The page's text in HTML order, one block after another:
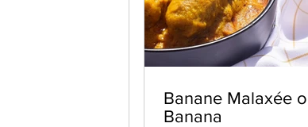
Banane Malaxée
Banana